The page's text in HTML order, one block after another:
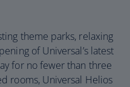
theme parks, relaxing
of Universal’s latest
for no fewer than three
rooms, Universal Helios